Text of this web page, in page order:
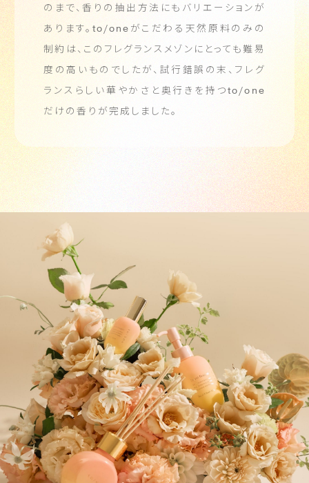
のまで、香りの抽出方法にもバリエーションが
あります。 to/one がこだわる天然原料のみの
制約は、このフレグランスメゾンにとっても難易
度の高いものでしたが、 試行錯誤の末、フレグ
ランスらしい華やかさと奥行きを持つto/one
だけの香りが完成しました。